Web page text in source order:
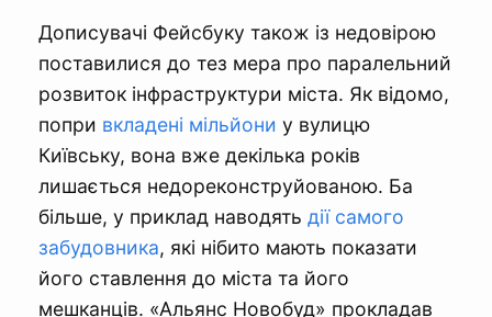
Дописувачі Фейсбуку також із недовірою
поставилися до тез мера про паралельний
розвиток інфраструктури міста. Як відомо,
попри вкладені мільйони у вулицю
Київську, вона вже декілька років
лишається недореконструйованою. Ба
більше, у приклад наводять дії самого
забудовника, які нібито мають показати
його ставлення до міста та його
мешканців. «Альянс Новобуд» прокладав